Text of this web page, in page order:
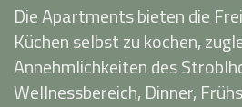
Die Apartments bieten die
Küchen selbst zu kochen,
Annehmlichkeiten des
Wellnessbereich, Dinner,